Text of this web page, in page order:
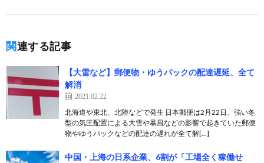
関連する記事
【大雪など】郵便物・ゆうパックの配達遅延、全て
解消
2021.02.22
北海道や東北、北陸などで発生 日本郵便は2月22日、強い冬
型の気圧配置による大雪や暴風などの影響で起きていた郵便
物やゆうパックなどの配達の遅れが全て解[…]
中国・上海の日系企業、6割が「工場全く稼働せ